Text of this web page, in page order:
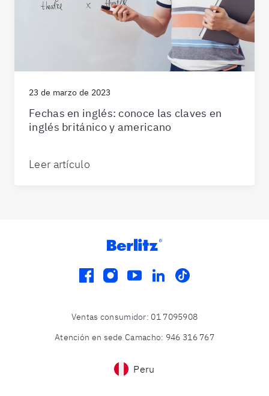
23 de marzo de 2023
Fechas en inglés: conoce las claves en
inglés británico y americano
Leer artículo
facebook
instagram
youtube
linkedin
tiktok
Ventas consumidor: 01 7095908
Atención en sede Camacho: 946 316 767
Peru